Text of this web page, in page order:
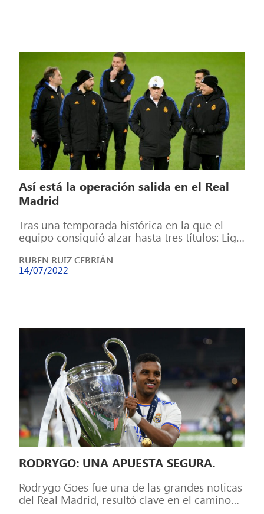
Así está la operación salida en el Real
Madrid
Tras una temporada histórica en la que el
equipo consiguió alzar hasta tres títulos: Liga,
RUBEN RUIZ CEBRIÁN
14/07/2022
RODRYGO: UNA APUESTA SEGURA.
Rodrygo Goes fue una de las grandes noticas
del Real Madrid, resultó clave en el camino